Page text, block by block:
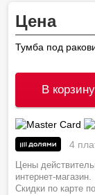
Цена
Тумба под
В корзину
4
Цены
интернет-магазин.
Скидки по карте